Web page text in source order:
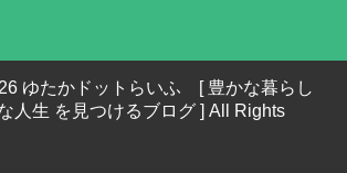
ゆたかドットらいふ [ 豊かな暮らし
人生 を見つけるブログ ] All Rights